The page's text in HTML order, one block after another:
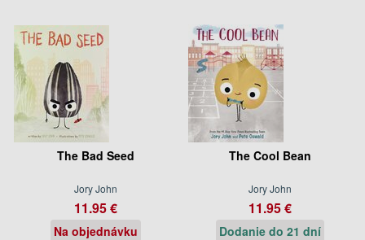
The Bad Seed
Jory John
11.95 €
Na objednávku
The Cool Bean
Jory John
11.95 €
Dodanie do 21 dní